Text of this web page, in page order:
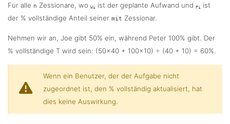
Für alle n Zessionare, wo Wi ist der geplante Aufwand und Pi
ist
der % vollständige Anteil seiner mit Zessionar.
Nehmen wir an, Joe gibt 50% ein, während Peter 100% gibt. Der
% vollständige T wird sein: (50×40 + 100×10) ÷ (40 + 10) = 60%.
Wenn ein Benutzer, der der Aufgabe nicht
zugeordnet ist, den % vollständig aktualisiert, hat
dies keine Auswirkung.